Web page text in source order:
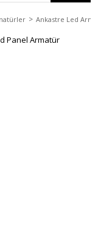
Ankastre Led